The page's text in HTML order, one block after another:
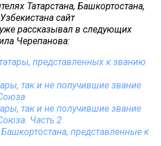
Татарстана, Башкортостана,
сайт
рассказывал в следующих
Черепанова:
представленных к званию
так и не получившие звание
так и не получившие звание
Часть 2
представленные к